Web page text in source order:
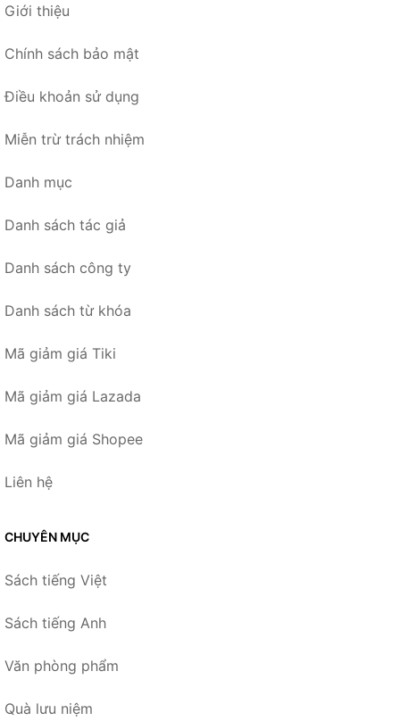
Giới thiệu
Chính sách bảo mật
Điều khoản sử dụng
Miễn trừ trách nhiệm
Danh mục
Danh sách tác giả
Danh sách công ty
Danh sách từ khóa
Mã giảm giá Tiki
Mã giảm giá Lazada
Mã giảm giá Shopee
Liên hệ
CHUYÊN MỤC
Sách tiếng Việt
Sách tiếng Anh
Văn phòng phẩm
Quà lưu niệm